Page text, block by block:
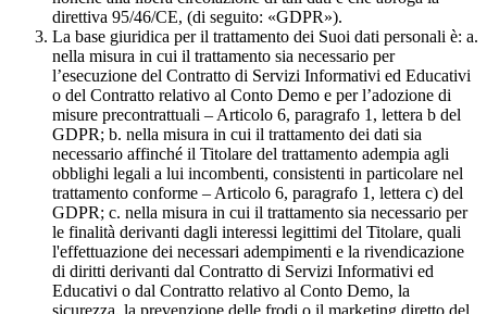
direttiva 95/46/CE, (di seguito: «GDPR»).
La base giuridica per il trattamento dei Suoi dati personali è: a.
nella misura in cui il trattamento sia necessario per
l’esecuzione del Contratto di Servizi Informativi ed Educativi
o del Contratto relativo al Conto Demo e per l’adozione di
misure precontrattuali – Articolo 6, paragrafo 1, lettera b del
GDPR; b. nella misura in cui il trattamento dei dati sia
necessario affinché il Titolare del trattamento adempia agli
obblighi legali a lui incombenti, consistenti in particolare nel
trattamento conforme – Articolo 6, paragrafo 1, lettera c) del
GDPR; c. nella misura in cui il trattamento sia necessario per
le finalità derivanti dagli interessi legittimi del Titolare, quali
l'effettuazione dei necessari adempimenti e la rivendicazione
di diritti derivanti dal Contratto di Servizi Informativi ed
Educativi o dal Contratto relativo al Conto Demo, la
sicurezza, la prevenzione delle frodi o il marketing diretto del